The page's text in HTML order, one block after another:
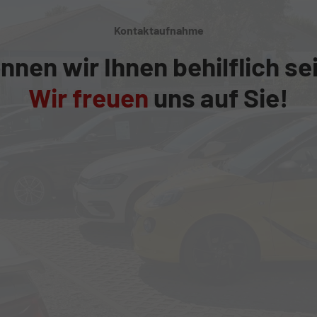
Kontaktaufnahme
wir Ihnen behilflich
Wir freuen uns auf Sie!